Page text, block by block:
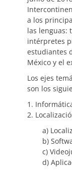
a los
las lenguas:
intérpretes
estudiantes
México y el
Los ejes
son los
1.
2.
a)
b)
c)
d)